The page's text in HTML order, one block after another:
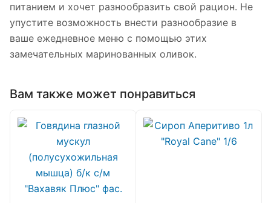
питанием и хочет разнообразить свой рацион. Не
упустите возможность внести разнообразие в
ваше ежедневное меню с помощью этих
замечательных маринованных оливок.
Вам также может понравиться